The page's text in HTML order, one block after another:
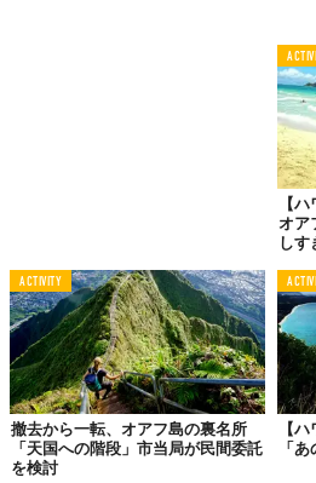
【
オア
しす
ACTIVITY
撤去から一転、オアフ島の裏名所
「天国への階段」市当局が民間委託
を検討
【
「